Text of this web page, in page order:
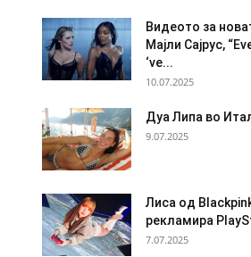
Видеото за
Мајли Сајрус,
‘ve...
10.07.2025
Дуа Липа во
9.07.2025
Лиса од
рекламира
7.07.2025